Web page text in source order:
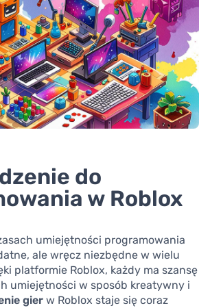
do
w Roblox
umiejętności programowania
ale wręcz niezbędne w wielu
platformie Roblox, każdy ma szansę
umiejętności w sposób kreatywny i
gier w Roblox staje się coraz